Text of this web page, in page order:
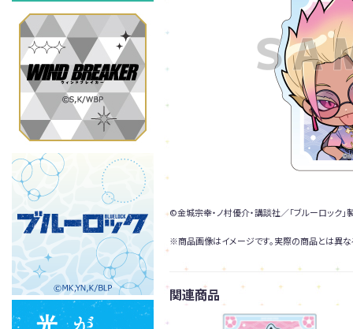
©金城宗幸・ノ村優介・講談社／「ブルーロック」
※商品画像はイメージです。実際の商品とは異な
関連商品